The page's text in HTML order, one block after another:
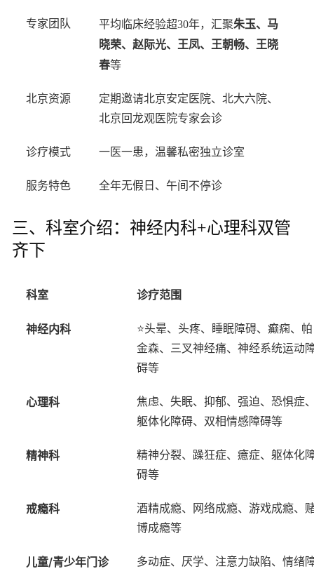
专家团队 平均临床经验超30年，汇聚朱玉、马
晓荣、赵际光、王凤、王朝畅、王晓
春等
北京资源
定期邀请北京安定医院、北大六院、
北京回龙观医院专家会诊
诊疗模式 一医一患，温馨私密独立诊室
服务特色 全年无假日、午间不停诊
三、科室介绍：神经内科+心理科双管
齐下
科室 诊疗范围
神经内科
⭐头晕、头疼、睡眠障碍、癫痫、帕
金森、三叉神经痛、神经系统运动
碍等
心理科
焦虑、失眠、抑郁、强迫、恐惧症
躯体化障碍、双相情感障碍等
精神科
精神分裂、躁狂症、癔症、躯体化
碍等
戒瘾科
酒精成瘾、网络成瘾、游戏成瘾、
博成瘾等
儿童/青少年门诊 多动症、厌学、注意力缺陷、情绪